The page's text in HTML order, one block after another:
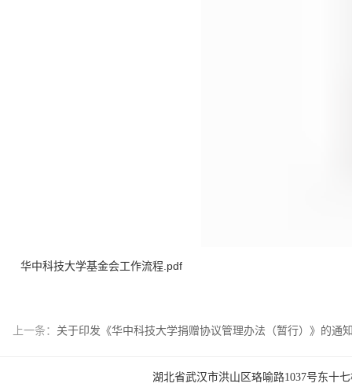
华中科技大学基金会工作流程.pdf
上一条： 关于印发《华中科技大学捐赠协议管理办法（暂行）》的通
湖北省武汉市洪山区珞喻路1037号东十